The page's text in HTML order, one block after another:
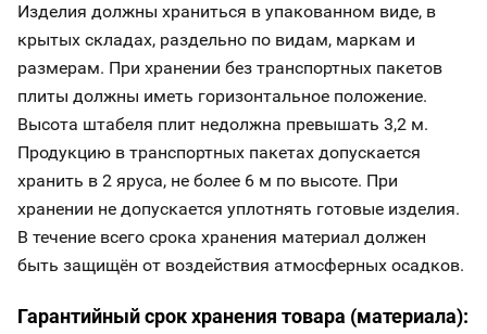
Изделия должны храниться в упакованном виде, в
крытых складах, раздельно по видам, маркам и
размерам. При хранении без транспортных пакетов
плиты должны иметь горизонтальное положение.
Высота штабеля плит недолжна превышать 3,2 м.
Продукцию в транспортных пакетах допускается
хранить в 2 яруса, не более 6 м по высоте. При
хранении не допускается уплотнять готовые изделия.
В течение всего срока хранения материал должен
быть защищён от воздействия атмосферных осадков.
Гарантийный срок хранения товара (материала):